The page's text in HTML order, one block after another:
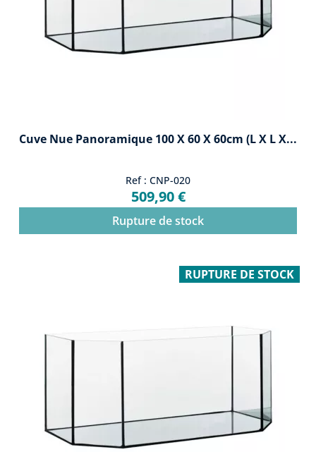
Cuve Nue Panoramique 100 X 60 X 60cm (L X L X...
Ref : CNP-020
509,90 €
Rupture de stock
RUPTURE DE STOCK